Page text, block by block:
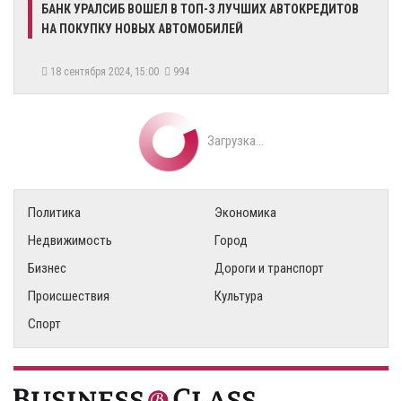
​БАНК УРАЛСИБ ВОШЕЛ В ТОП-3 ЛУЧШИХ АВТОКРЕДИТОВ
НА ПОКУПКУ НОВЫХ АВТОМОБИЛЕЙ
18 сентября 2024, 15:00 994
Загрузка...
Политика
Экономика
Недвижимость
Город
Бизнес
Дороги и транспорт
Происшествия
Культура
Спорт